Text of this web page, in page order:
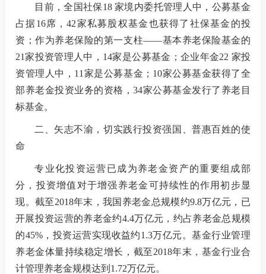
目前，全国社保18 家境内委托管理人中，公募基金
占据16席，42家私募股权基金也获得了社保基金的投
资；作为养老保险的第一支柱——基本养老保险基金的
21家投资管理人中，14家是公募基金；企业年金22 家投
资管理人中，11家是公募基金；10家公募基金获得了全
部养老金投资业务的资格，34家公募基金发行了养老目
标基金。
二、矢志不渝，切实践行投资强国、普惠百姓的使
命
专业化投资运营已成为养老金资产的重要组成部
分，投资增值对于增强养老金可持续性的作用初步显
现。截至2018年末，我国养老金总规模约9.8万亿元，已
开展投资运营的养老金约4.4万亿元，约占养老金总规模
的45%，投资运营实现收益约1.3万亿元。基金行业管理
养老金体量持续稳定增长，截至2018年末，基金行业合
计管理养老金规模达到1.72万亿元。